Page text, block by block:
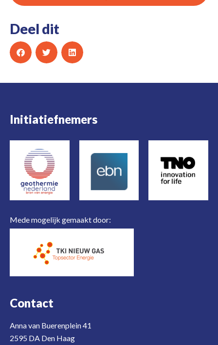
Deel dit
Initiatiefnemers
Mede mogelijk gemaakt door:
Contact
Anna van Buerenplein 41
2595 DA Den Haag